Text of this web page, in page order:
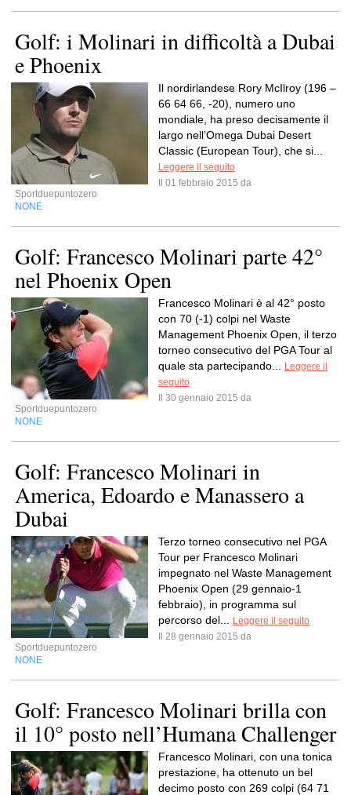
Golf: i Molinari in difficoltà a Dubai
e Phoenix
Il nordirlandese Rory McIlroy (196 –
66 64 66, -20), numero uno
mondiale, ha preso decisamente il
largo nell’Omega Dubai Desert
Classic (European Tour), che si...
Leggere il seguito
Il 01 febbraio 2015 da
Sportduepuntozero
NONE
Golf: Francesco Molinari parte 42°
nel Phoenix Open
Francesco Molinari è al 42° posto
con 70 (-1) colpi nel Waste
Management Phoenix Open, il terzo
torneo consecutivo del PGA Tour al
quale sta partecipando...
Leggere il
seguito
Il 30 gennaio 2015 da
Sportduepuntozero
NONE
Golf: Francesco Molinari in
America, Edoardo e Manassero a
Dubai
Terzo torneo consecutivo nel PGA
Tour per Francesco Molinari
impegnato nel Waste Management
Phoenix Open (29 gennaio-1
febbraio), in programma sul
percorso del...
Leggere il seguito
Il 28 gennaio 2015 da
Sportduepuntozero
NONE
Golf: Francesco Molinari brilla con
il 10° posto nell’Humana Challenger
Francesco Molinari, con una tonica
prestazione, ha ottenuto un bel
decimo posto con 269 colpi (64 71